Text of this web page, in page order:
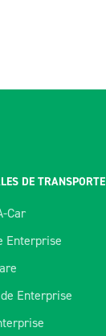
DE TRANSPORTE
Car
Enterprise
Enterprise